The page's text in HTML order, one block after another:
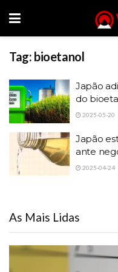
Tag: bioetanol
Japão
do
2025-05-20
Japão
ante
2025-04-24
As Mais Lidas